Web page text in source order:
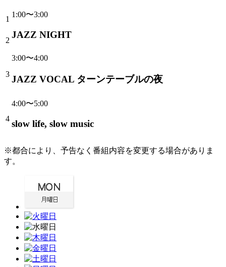
1
1:00〜3:00
JAZZ NIGHT
2
3
3:00〜4:00
JAZZ VOCAL ターンテーブルの夜
4
4:00〜5:00
slow life, slow music
※都合により、予告なく番組内容を変更する場合がありま
す。